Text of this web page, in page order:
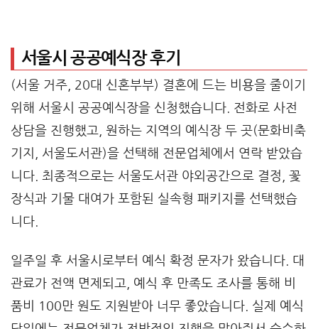
서울시 공공예식장 후기
(서울 거주, 20대 신혼부부) 결혼에 드는 비용을 줄이기
위해 서울시 공공예식장을 신청했습니다. 전화로 사전
상담을 진행했고, 원하는 지역의 예식장 두 곳(문화비축
기지, 서울도서관)을 선택해 전문업체에서 연락 받았습
니다. 최종적으로는 서울도서관 야외공간으로 결정, 꽃
장식과 기물 대여가 포함된 실속형 패키지를 선택했습
니다.
일주일 후 서울시로부터 예식 확정 문자가 왔습니다. 대
관료가 전액 면제되고, 예식 후 만족도 조사를 통해 비
품비 100만 원도 지원받아 너무 좋았습니다. 실제 예식